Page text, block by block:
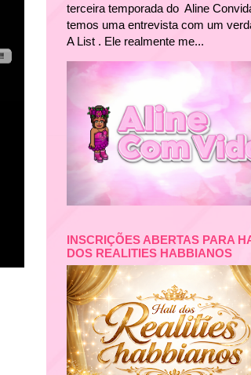
terceira temporada do Aline
temos uma entrevista com um
A List . Ele realmente me...
INSCRIÇÕES ABERTAS PARA
DOS REALITIES HABBIANOS